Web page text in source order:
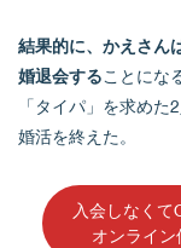
結果的に、かえさん
婚退会することにな
「タイパ」を求め
婚活を終えた。
入会しなく
オンライ